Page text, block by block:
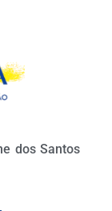
dos Santos